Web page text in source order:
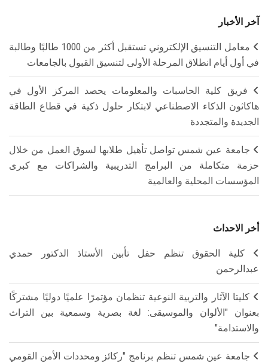
آخر الأخبار
معامل التنسيق الإلكتروني تستقبل أكثر من 1000 طالبًا وطالبة
في أول أيام انطلاق المرحلة الأولى لتنسيق القبول بالجامعات
فريق كلية الحاسبات والمعلومات يحصد المركز الأول في
هاكاثون الذكاء الاصطناعي لابتكار حلول ذكية في قطاع الطاقة
الجديدة والمتجددة
جامعة عين شمس تواصل تأهيل طلابها لسوق العمل من خلال
حزمة متكاملة من البرامج التدريبية والشراكات مع كبرى
المؤسسات المحلية والعالمية
أخر الاحداث
كلية الحقوق تنظم حفل تأبين الأستاذ الدكتور حمدي
عبدالرحمن
كليتا الآثار والتربية النوعية تنظمان مؤتمرًا علميًا دوليًا مشتركًا
بعنوان "الألوان والموسيقى: لغة بصرية وسمعية بين التراث
والاستدامة"
جامعة عين شمس تنظم برنامج "ركائز ومحددات الأمن القومي